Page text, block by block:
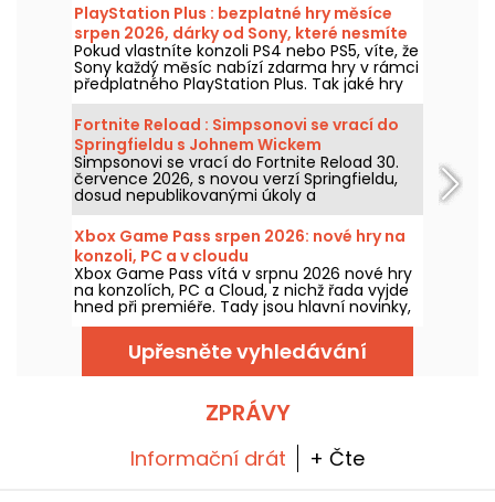
PlayStation Plus : bezplatné hry měsíce
srpen 2026, dárky od Sony, které nesmíte
propásnout
Pokud vlastníte konzoli PS4 nebo PS5, víte, že
Sony každý měsíc nabízí zdarma hry v rámci
předplatného PlayStation Plus. Tak jaké hry
jsou zdarma v srpnu 2026? Pojďte objevit
výběr pro tento měsíc.
Fortnite Reload : Simpsonovi se vrací do
Springfieldu s Johnem Wickem
Simpsonovi se vrací do Fortnite Reload 30.
července 2026, s novou verzí Springfieldu,
dosud nepublikovanými úkoly a
crossoverem s Johnem Wickem. Aktualizace
přinese několik ikonických míst, speciální
vzhled pro slavného zabijáka a nové herní
prvky.
Xbox Game Pass srpen 2026: nové hry na
konzoli, PC a v cloudu
Xbox Game Pass vítá v srpnu 2026 nové hry
na konzolích, PC a Cloud, z nichž řada vyjde
hned při premiéře. Tady jsou hlavní novinky,
které Microsoft oznámil pro předplatitele
Upřesněte vyhledávání
ZPRÁVY
Informační drát + Čte